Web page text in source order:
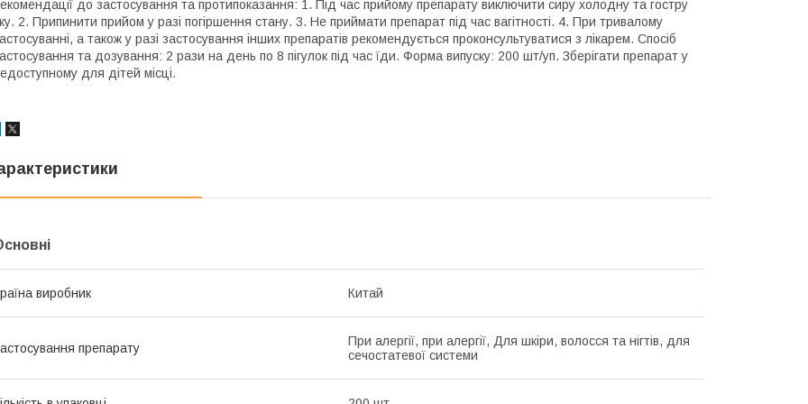
до застосування та протипоказання: 1. Під час прийому препарату виключити сиру холодну та гостру
2. Припинити прийом у разі погіршення стану. 3. Не приймати препарат під час вагітності. 4. При тривалому
а також у разі застосування інших препаратів рекомендується проконсультуватися з лікарем. Спосіб
та дозування: 2 рази на день по 8 пігулок під час їди. Форма випуску: 200 шт/уп. Зберігати препарат у
для дітей місці.
виробник Китай
препарату
При алергії, при алергії, Для шкіри, волосся та нігтів, для
сечостатевої системи